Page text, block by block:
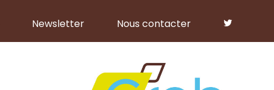
Newsletter Nous contacter